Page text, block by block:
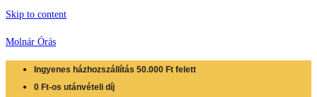
Skip to content
Molnár Órás
Ingyenes házhozszállítás 50.000 Ft felett
0 Ft-os utánvételi díj